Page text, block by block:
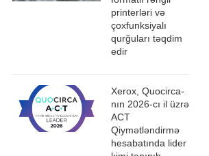
printerləri və
çoxfunksiyalı
qurğuları təqdim
edir
Xerox, Quocirca-
nın 2026-cı il üzrə
ACT
Qiymətləndirmə
hesabatında lider